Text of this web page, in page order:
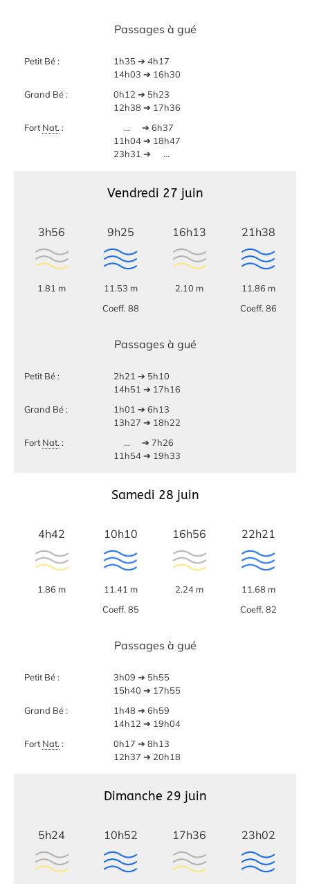
Passages à gué
Petit Bé :
1h35 ➔ 4h17
14h03 ➔ 16h30
Grand Bé :
0h12 ➔ 5h23
12h38 ➔ 17h36
Fort Nat. : ...
➔ 6h37
11h04 ➔ 18h47
23h31 ➔
...
Vendredi 27 juin
3h56
1.81 m
9h25
11.53 m
Coeff. 88
16h13
2.10 m
21h38
11.86 m
Coeff. 86
Passages à gué
Petit Bé :
2h21 ➔ 5h10
14h51 ➔ 17h16
Grand Bé :
1h01 ➔ 6h13
13h27 ➔ 18h22
Fort Nat. : ...
➔ 7h26
11h54 ➔ 19h33
Samedi 28 juin
4h42
1.86 m
10h10
11.41 m
Coeff. 85
16h56
2.24 m
22h21
11.68 m
Coeff. 82
Passages à gué
Petit Bé :
3h09 ➔ 5h55
15h40 ➔ 17h55
Grand Bé :
1h48 ➔ 6h59
14h12 ➔ 19h04
Fort Nat. :
0h17 ➔ 8h13
12h37 ➔ 20h18
Dimanche 29 juin
5h24 10h52 17h36 23h02